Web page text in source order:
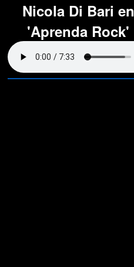
Nicola Di Bari en
'Aprenda Rock'